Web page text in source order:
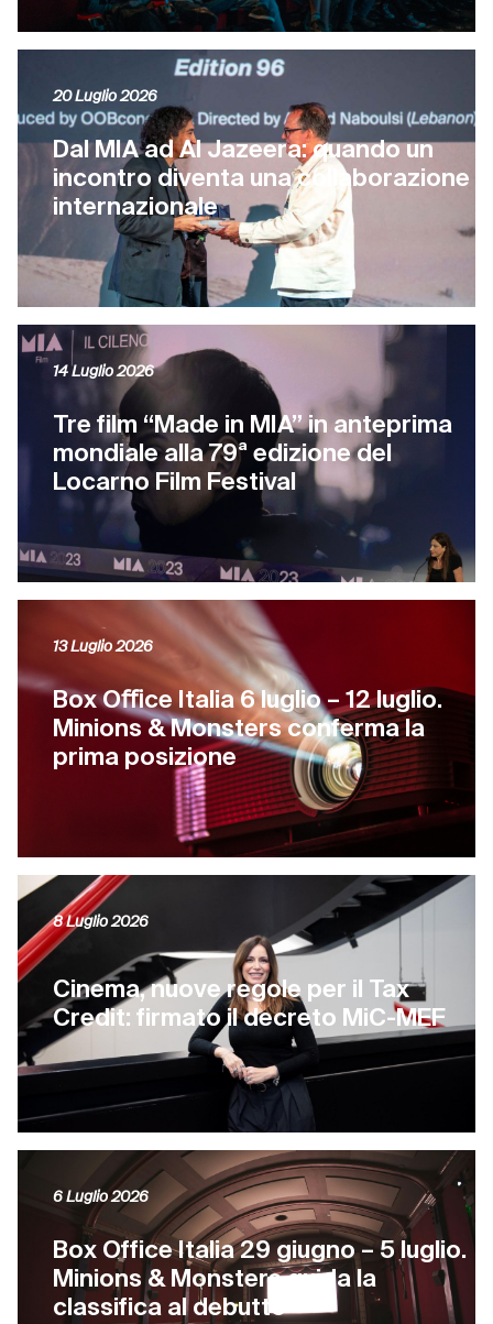
Dal MIA ad Al Jazeera: quando un
incontro diventa una collaborazione
internazionale
20 Luglio 2026
Tre film “Made in MIA” in anteprima
mondiale alla 79ª edizione del
Locarno Film Festival
14 Luglio 2026
Box Oﬃce Italia 6 luglio – 12 luglio.
Minions & Monsters conferma la
prima posizione
13 Luglio 2026
Cinema, nuove regole per il Tax
Credit: firmato il decreto MiC-MEF
8 Luglio 2026
Box Office Italia 29 giugno – 5 luglio.
Minions & Monsters guida la
classifica al debutto
6 Luglio 2026